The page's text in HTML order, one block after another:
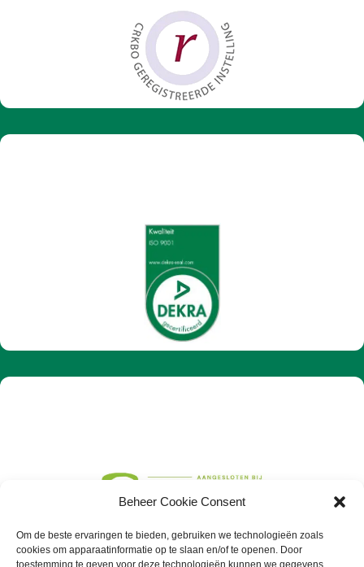
Beheer Cookie Consent
Om de beste ervaringen te bieden, gebruiken we technologieën zoals
cookies om apparaatinformatie op te slaan en/of te openen. Door
toestemming te geven voor deze technologieën kunnen we gegevens